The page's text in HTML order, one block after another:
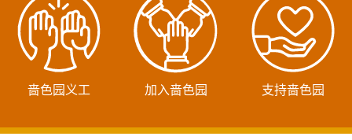
啬色园义工 加入啬色园 支持啬色园